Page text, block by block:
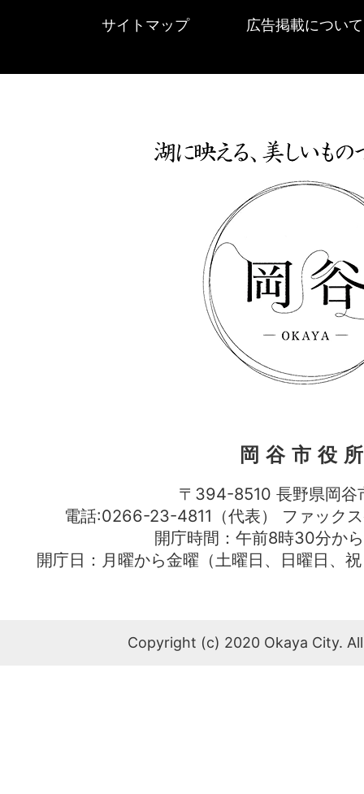
サイトマップ 広告掲載について
岡谷市役
〒394-8510 長野県岡谷
電話:0266-23-4811（代表） ファッ
開庁時間：午前8時30分か
開庁日：月曜から金曜（土曜日、日曜日、
Copyright (c) 2020 Okaya City.